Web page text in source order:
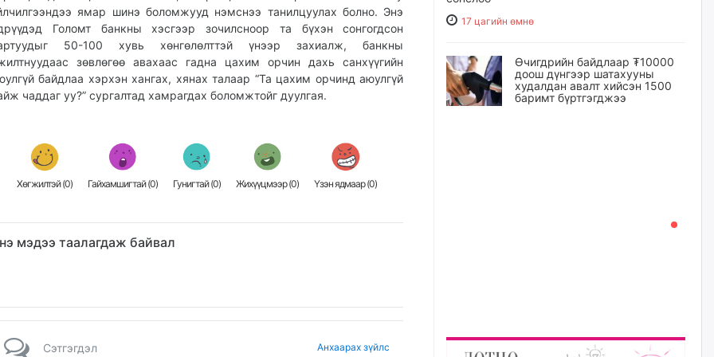
ямар шинэ боломжууд нэмснээ танилцуулах болно. Энэ
Голомт банкны хэсгээр зочилсноор та бүхэн сонгогдсон
50-100 хувь хөнгөлөлттэй үнээр захиалж, банкны
зөвлөгөө авахаас гадна цахим орчин дахь санхүүгийн
байдлаа хэрхэн хангах, хянах талаар “Та цахим орчинд аюулгүй
чаддаг уу?” сургалтад хамрагдах боломжтойг дуулгая.
Хөгжилтэй (0) Гайхамшигтай (0) Гунигтай (0) Жихүүцмээр (0) Үзэн ядмаар (0)
мэдээ таалагдаж байвал
Сэтгэгдэл Анхаарах зүйлс
17 цагийн өмнө
Өчигдрийн байдлаар ₮10000
доош дүнгээр шатахууны
худалдан авалт хийсэн 1500
баримт бүртгэгджээ